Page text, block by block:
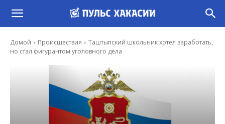
Домой Происшествия
Таштыпский школьник хотел заработать,
но стал фигурантом уголовного дела